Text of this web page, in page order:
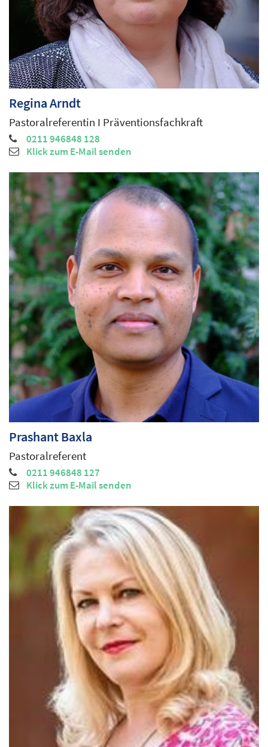
ReginaArndt
Pastoralreferentin I Präventionsfachkraft
0211 946848 128
Klick zum E-Mail senden
PrashantBaxla
Pastoralreferent
0211 946848 127
Klick zum E-Mail senden